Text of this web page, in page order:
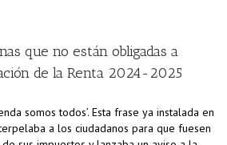
que no están obligadas a
de la Renta 2024-2025
somos todos’. Esta frase ya instalada en
a los ciudadanos para que fuesen